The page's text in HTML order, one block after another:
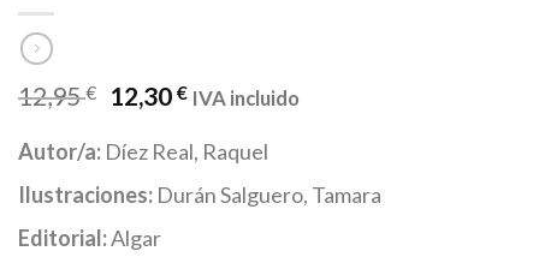
12,95€ 12,30€ IVA incluido
Autor/a: Díez Real, Raquel
Ilustraciones: Durán Salguero, Tamara
Editorial:Algar